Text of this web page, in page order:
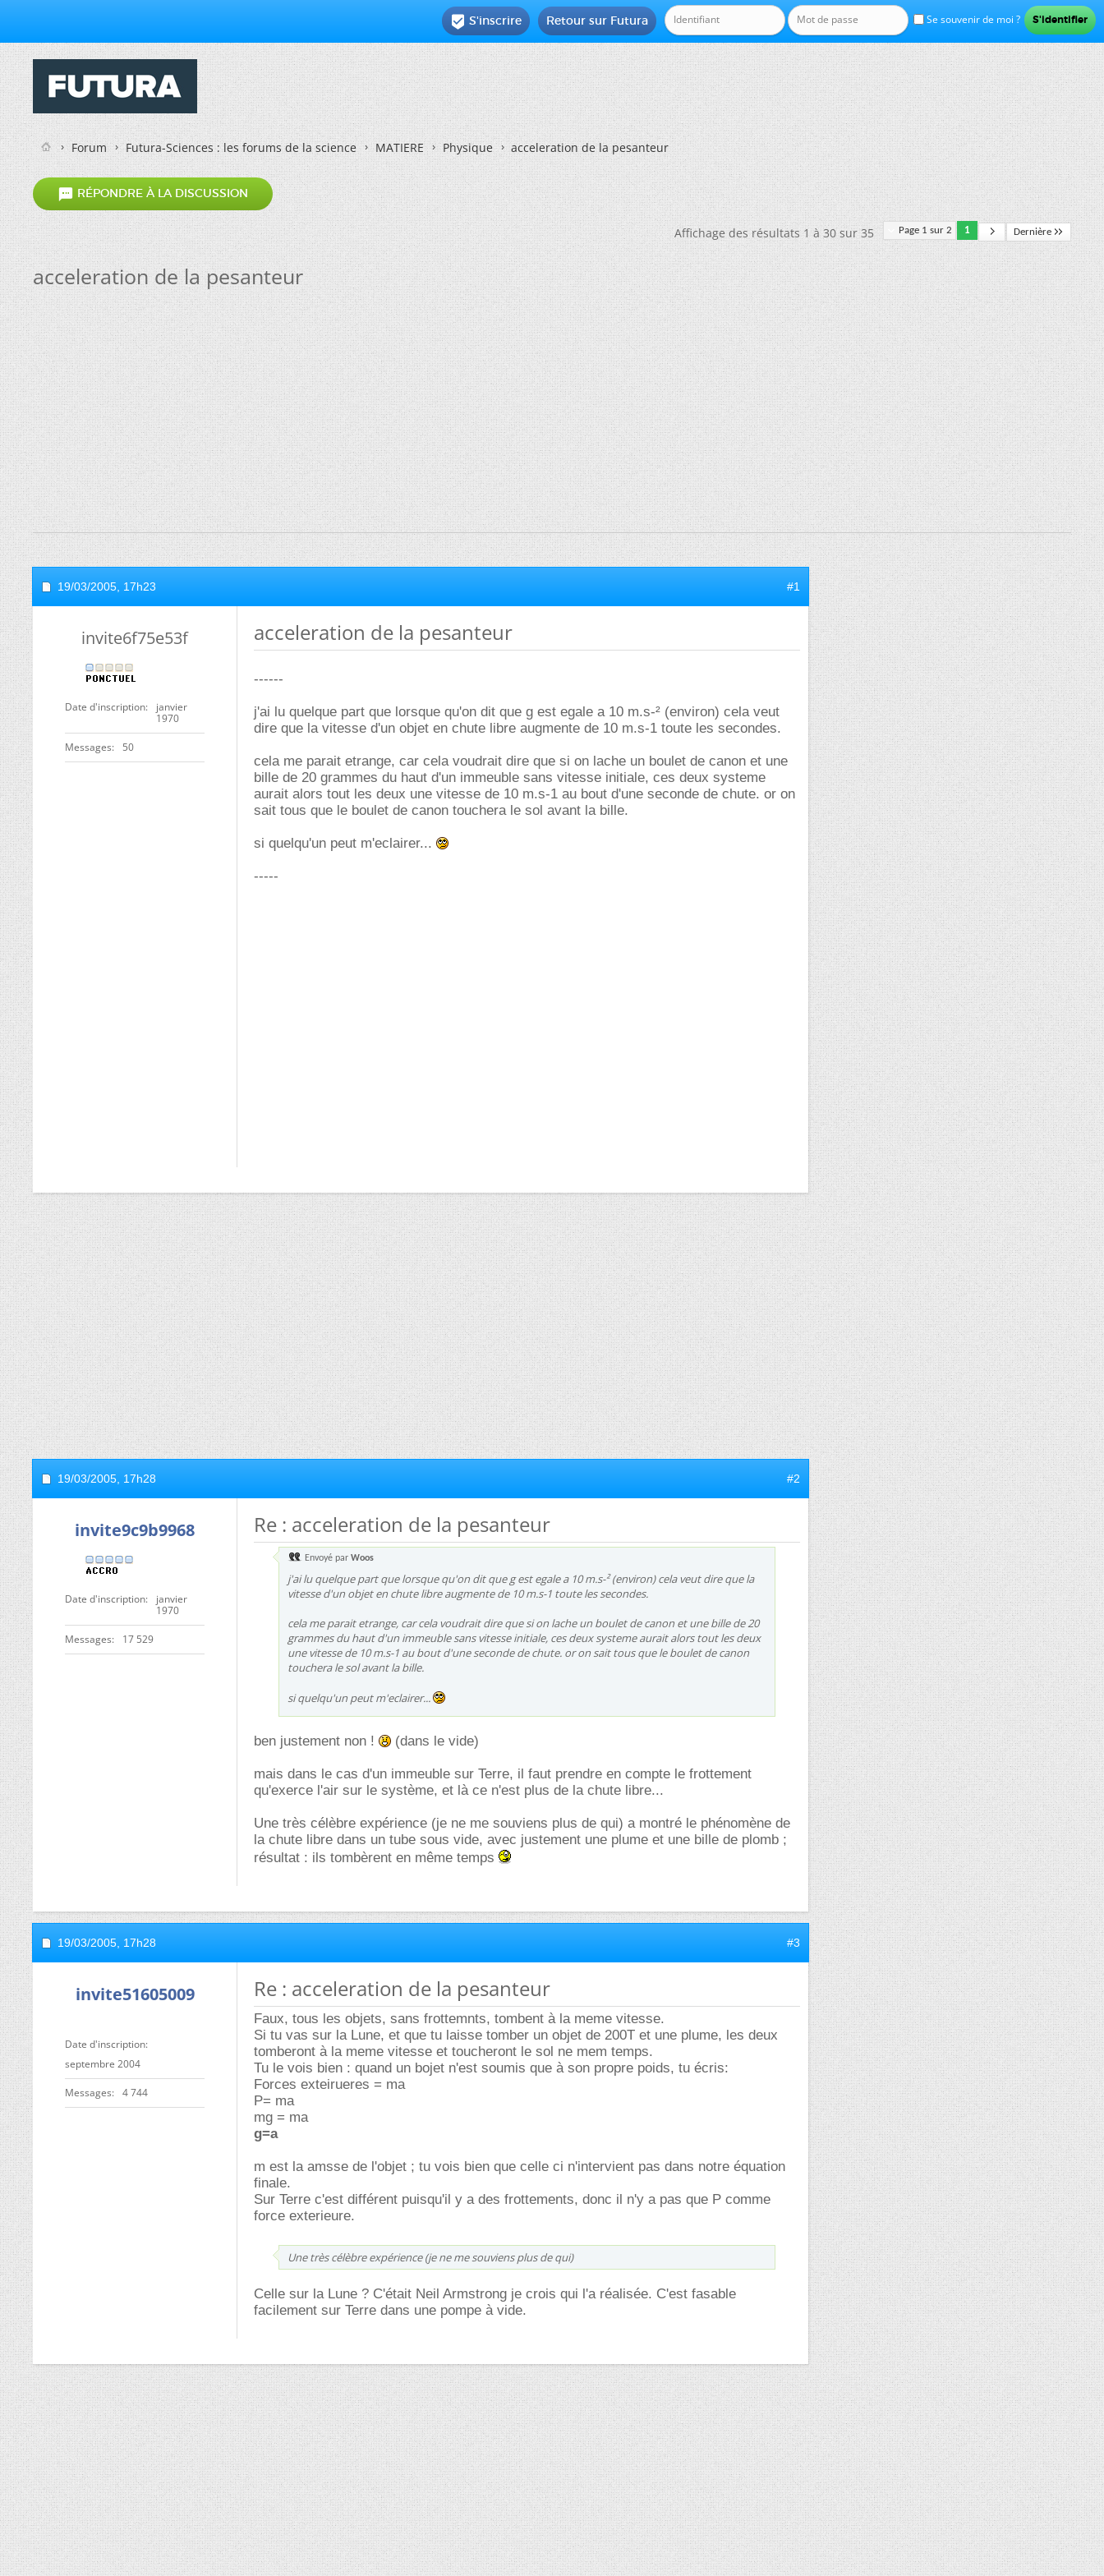
Se souvenir de moi ?
Retour sur Futura
 S'inscrire
Forum Futura-Sciences : les forums de la science MATIERE Physique acceleration de la pesanteur
 RÉPONDRE À LA DISCUSSION
Page 1 sur 2 1 Dernière
Affichage des résultats 1 à 30 sur 35
acceleration de la pesanteur
19/03/2005, 17h23 #1
invite6f75e53f
Date d'inscription
janvier
1970
Messages 50
acceleration de la pesanteur
------
j'ai lu quelque part que lorsque qu'on dit que g est egale a 10 m.s-² (environ) cela veut
dire que la vitesse d'un objet en chute libre augmente de 10 m.s-1 toute les secondes.
cela me parait etrange, car cela voudrait dire que si on lache un boulet de canon et une
bille de 20 grammes du haut d'un immeuble sans vitesse initiale, ces deux systeme
aurait alors tout les deux une vitesse de 10 m.s-1 au bout d'une seconde de chute. or on
sait tous que le boulet de canon touchera le sol avant la bille.
si quelqu'un peut m'eclairer...
-----
19/03/2005, 17h28 #2
invite9c9b9968
Date d'inscription
janvier
1970
Messages 17 529
Re : acceleration de la pesanteur
Envoyé par Woos
j'ai lu quelque part que lorsque qu'on dit que g est egale a 10 m.s-² (environ) cela veut dire que la
vitesse d'un objet en chute libre augmente de 10 m.s-1 toute les secondes.
cela me parait etrange, car cela voudrait dire que si on lache un boulet de canon et une bille de 20
grammes du haut d'un immeuble sans vitesse initiale, ces deux systeme aurait alors tout les deux
une vitesse de 10 m.s-1 au bout d'une seconde de chute. or on sait tous que le boulet de canon
touchera le sol avant la bille.
si quelqu'un peut m'eclairer...
ben justement non ! (dans le vide)
mais dans le cas d'un immeuble sur Terre, il faut prendre en compte le frottement
qu'exerce l'air sur le système, et là ce n'est plus de la chute libre...
Une très célèbre expérience (je ne me souviens plus de qui) a montré le phénomène de
la chute libre dans un tube sous vide, avec justement une plume et une bille de plomb ;
résultat : ils tombèrent en même temps
19/03/2005, 17h28 #3
invite51605009
Date d'inscription
septembre 2004
Messages 4 744
Re : acceleration de la pesanteur
Faux, tous les objets, sans frottemnts, tombent à la meme vitesse.
Si tu vas sur la Lune, et que tu laisse tomber un objet de 200T et une plume, les deux
tomberont à la meme vitesse et toucheront le sol ne mem temps.
Tu le vois bien : quand un bojet n'est soumis que à son propre poids, tu écris:
Forces exteirueres = ma
P= ma
mg = ma
g=a
m est la amsse de l'objet ; tu vois bien que celle ci n'intervient pas dans notre équation
finale.
Sur Terre c'est différent puisqu'il y a des frottements, donc il n'y a pas que P comme
force exterieure.
Une très célèbre expérience (je ne me souviens plus de qui)
Celle sur la Lune ? C'était Neil Armstrong je crois qui l'a réalisée. C'est fasable
facilement sur Terre dans une pompe à vide.